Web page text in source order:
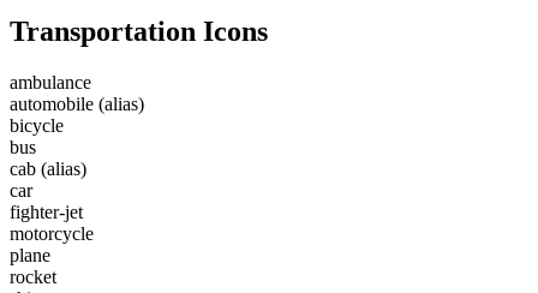
Transportation Icons
ambulance
automobile (alias)
bicycle
bus
cab (alias)
car
fighter-jet
motorcycle
plane
rocket